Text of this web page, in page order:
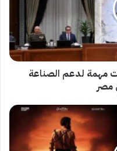
مهمة لدعم الصناعة
مصر